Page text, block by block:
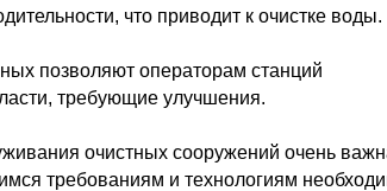
что приводит к очистке воды.
позволяют операторам станций
требующие улучшения.
очистных сооружений очень
требованиям и технологиям